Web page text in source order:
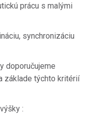
prácu s malými
synchronizáciu
doporučujeme
základe týchto kritérií
: